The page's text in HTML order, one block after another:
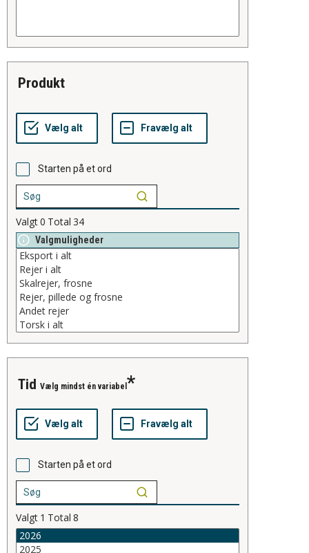
produkt
Starten på et ord
Valgt0 Total 34
Valgmuligheder
tid Vælg mindst én variabel
Starten på et ord
Valgt 1 Total 8